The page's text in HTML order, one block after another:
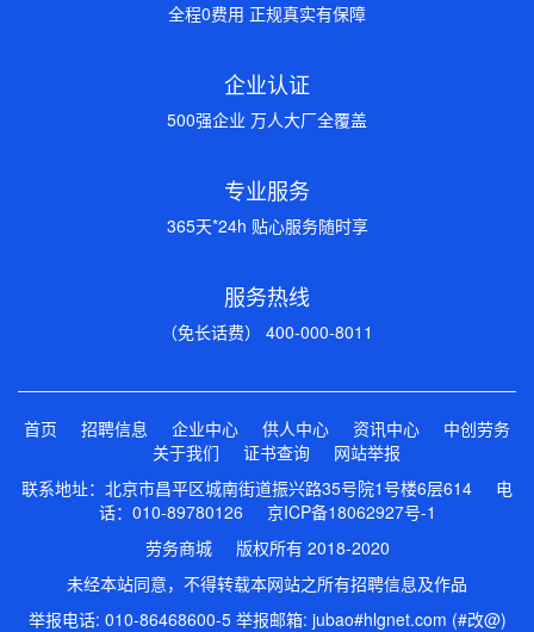
全程0费用 正规真实有保障
企业认证
500强企业 万人大厂全覆盖
专业服务
365天*24h 贴心服务随时享
服务热线
（免长话费） 400-000-8011
首页 招聘信息 企业中心 供人中心 资讯中心
中创劳务
关于我们
证书查询
网站举报
联系地址：北京市昌平区城南街道振兴路35号院1号楼6层614 电
话：010-89780126 京ICP备18062927号-1
劳务商城 版权所有 2018-2020
未经本站同意，不得转载本网站之所有招聘信息及作品
举报电话: 010-86468600-5 举报邮箱: jubao#hlgnet.com (#改@)